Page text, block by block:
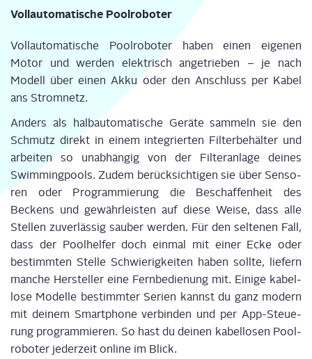
Voll­au­to­ma­ti­sche Poolroboter
Voll­au­to­ma­ti­sche Pool­ro­bo­ter haben einen eige­nen
Motor und wer­den elek­trisch ange­trie­ben – je nach
Modell über einen Akku oder den Anschluss per Kabel
ans Stromnetz.
Anders als halb­au­to­ma­ti­sche Gerä­te sam­meln sie den
Schmutz direkt in einem inte­grier­ten Fil­ter­be­häl­ter und
arbei­ten so unab­hän­gig von der Fil­ter­an­la­ge dei­nes
Swim­ming­pools. Zudem berück­sich­ti­gen sie über Sen­so­
ren oder Pro­gram­mie­rung die Beschaf­fen­heit des
Beckens und gewähr­leis­ten auf die­se Wei­se, dass alle
Stel­len zuver­läs­sig sau­ber wer­den. Für den sel­te­nen Fall,
dass der Pool­hel­fer doch ein­mal mit einer Ecke oder
bestimm­ten Stel­le Schwie­rig­kei­ten haben soll­te, lie­fern
man­che Her­stel­ler eine Fern­be­die­nung mit. Eini­ge kabel­
lo­se Model­le bestimm­ter Seri­en kannst du ganz modern
mit dei­nem Smart­phone ver­bin­den und per App-Steue­
rung pro­gram­mie­ren. So hast du dei­nen kabel­lo­sen Pool­
ro­bo­ter jeder­zeit online im Blick.